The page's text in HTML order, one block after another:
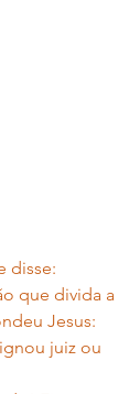
disse:
que divida a
Jesus:
juiz ou